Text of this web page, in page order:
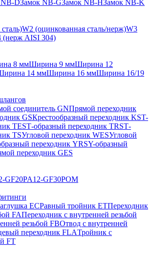
DЗамок NB-GЗамок NB-HЗамок NB-K
W2 (оцинкованная сталь/нерж)W3
(нерж AISI 304)
8 ммШирина 9 ммШирина 12
14 ммШирина 16 ммШирина 16/19
соединитель GNПрямой переходник
GSКрестообразный переходник KST-
TESТ-образный переходник TRSТ-
TSУгловой переходник WESУгловой
переходник YRSY-образный
переходник GES
GF20PA12-GF30POM
ECРавный тройник ETПереходник
FAПереходник с внутренней резьбой
резьбой FBОтвод с внутренней
переходник FLAТройник с
FT